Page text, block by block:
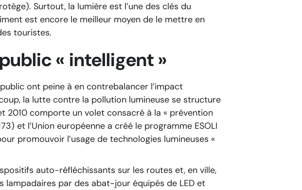
Surtout, la lumière est l’une des clés du
est encore le meilleur moyen de le mettre en
touristes.
« intelligent »
ont peine à en contrebalancer l’impact
la lutte contre la pollution lumineuse se structure
2010 comporte un volet consacré à la « prévention
et l’Union européenne a créé le programme ESOLI
promouvoir l’usage de technologies lumineuses «
auto-réfléchissants sur les routes et, en ville,
lampadaires par des abat-jour équipés de LED et